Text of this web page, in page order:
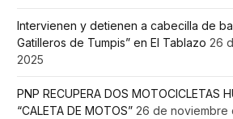
Intervienen y detienen a cabecilla de
Gatilleros de Tumpis” en El Tablazo 26
2025
PNP RECUPERA DOS MOTOCICLETAS
“CALETA DE MOTOS” 26 de noviembre